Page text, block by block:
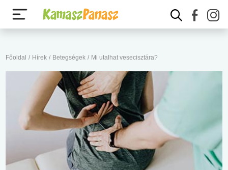
Főoldal / Hírek / Betegségek / Mi utalhat vesecisztára?